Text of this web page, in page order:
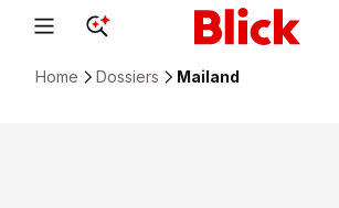
Home Dossiers Mailand